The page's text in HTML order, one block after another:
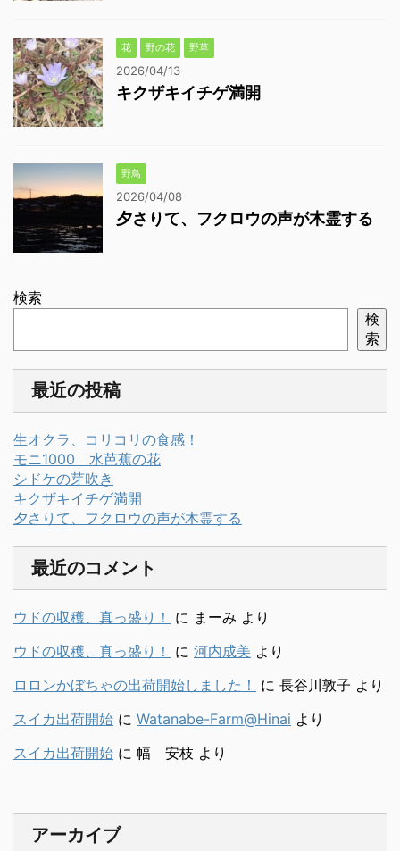
花 野の花 野草
2026/04/13
キクザキイチゲ満開
野鳥
2026/04/08
夕さりて、フクロウの声が木霊する
検索
検
索
最近の投稿
生オクラ、コリコリの食感！
モニ1000 水芭蕉の花
シドケの芽吹き
キクザキイチゲ満開
夕さりて、フクロウの声が木霊する
最近のコメント
ウドの収穫、真っ盛り！ に まーみ より
ウドの収穫、真っ盛り！
に 河内成美 より
ロロンかぼちゃの出荷開始しました！
に 長谷川敦子 より
スイカ出荷開始 に Watanabe-Farm@Hinai より
スイカ出荷開始 に 幅 安枝 より
アーカイブ